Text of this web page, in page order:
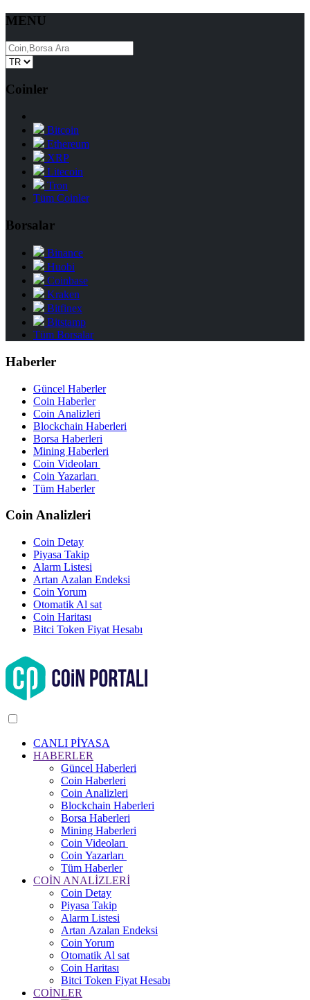
MENU
Coinler
Bitcoin
Ethereum
XRP
Litecoin
Tron
Tüm Coinler
Borsalar
Binance
Huobi
Coinbase
Kraken
Bitfinex
Bitstamp
Tüm Borsalar
Haberler
Güncel Haberler
Coin Haberler
Coin Analizleri
Blockchain Haberleri
Borsa Haberleri
Mining Haberleri
Coin Videoları
Coin Yazarları
Tüm Haberler
Coin Analizleri
Coin Detay
Piyasa Takip
Alarm Listesi
Artan Azalan Endeksi
Coin Yorum
Otomatik Al sat
Coin Haritası
Bitci Token Fiyat Hesabı
CANLI PİYASA
HABERLER
Güncel Haberleri
Coin Haberleri
Coin Analizleri
Blockchain Haberleri
Borsa Haberleri
Mining Haberleri
Coin Videoları
Coin Yazarları
Tüm Haberler
COİN ANALİZLERİ
Coin Detay
Piyasa Takip
Alarm Listesi
Artan Azalan Endeksi
Coin Yorum
Otomatik Al sat
Coin Haritası
Bitci Token Fiyat Hesabı
COİNLER